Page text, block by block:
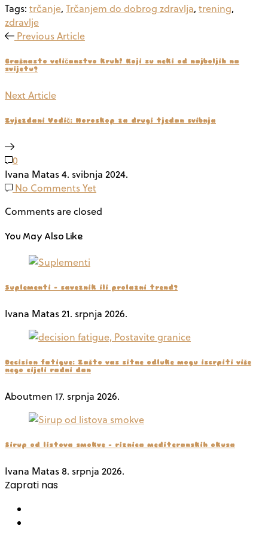
Tags: trčanje, Trčanjem do dobrog zdravlja, trening,
zdravlje
Previous Article
Brašnasto veličanstvo kruh! Koji su neki od najboljih na
svijetu?
Next Article
Zvjezdani Vodič: Horoskop za drugi tjedan svibnja
0
Ivana Matas4. svibnja 2024.
No Comments Yet
Comments are closed
You May Also Like
Suplementi – saveznik ili prolazni trend?
Ivana Matas21. srpnja 2026.
Decision fatigue: Zašto vas sitne odluke mogu iscrpiti više
nego cijeli radni dan
Aboutmen 17. srpnja 2026.
Sirup od listova smokve – riznica mediteranskih okusa
Ivana Matas 8. srpnja 2026.
Zaprati nas